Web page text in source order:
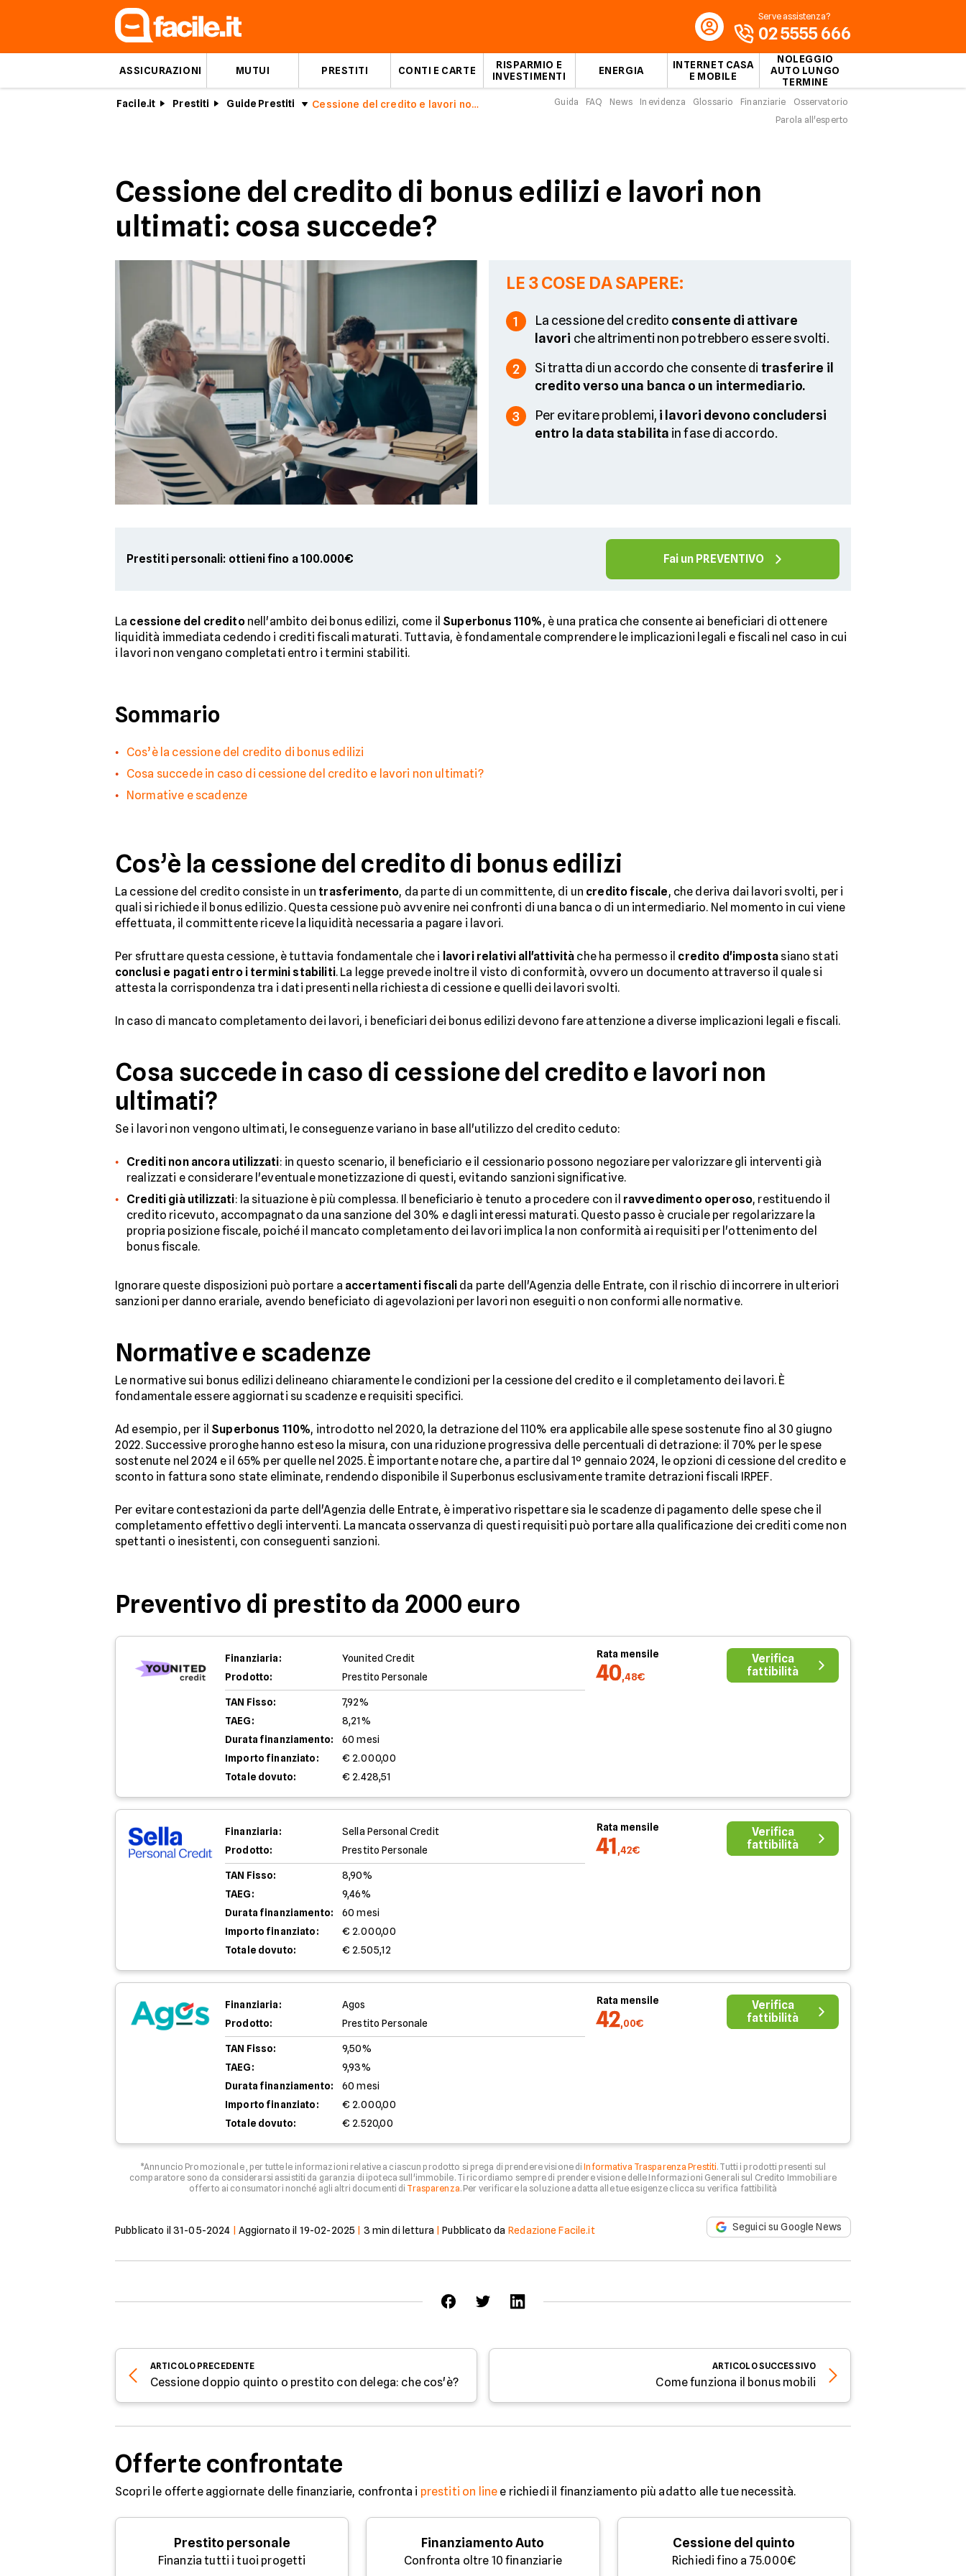
ASSICURAZIONI MUTUI PRESTITI CONTI E CARTE
RISPARMIO E
INVESTIMENTI
ENERGIA
INTERNET CASA
E MOBILE
NOLEGGIO
AUTO LUNGO
TERMINE
Serve assistenza?
02 5555 666
Facile.it Prestiti Guide Prestiti Cessione del credito e lavori non ultimati Guida FAQ News In evidenza Glossario Finanziarie
Osservatorio
Parola all'esperto
Cessione del credito di bonus edilizi e lavori non
ultimati: cosa succede?
LE 3 COSE DA SAPERE:
1 La cessione del credito consente di attivare
lavori che altrimenti non potrebbero essere svolti.
2 Si tratta di un accordo che consente di trasferire il
credito verso una banca o un intermediario.
3 Per evitare problemi, i lavori devono concludersi
entro la data stabilita in fase di accordo.
Prestiti personali: ottieni fino a 100.000€ Fai un PREVENTIVO
La cessione del creditonell'ambito dei bonus edilizi, come il Superbonus 110%, è una pratica che consente ai beneficiari di ottenere
liquidità immediata cedendo i crediti fiscali maturati. Tuttavia, è fondamentale comprendere le implicazioni legali e fiscali nel caso in cui
i lavori non vengano completati entro i termini stabiliti.
Sommario
Cos’è la cessione del credito di bonus edilizi
Cosa succede in caso di cessione del credito e lavori non ultimati?
Normative e scadenze
Cos’è la cessione del credito di bonus edilizi
La cessione del credito consiste in un trasferimento, da parte di un committente, di un credito fiscale, che deriva dai lavori svolti, per i
quali si richiede il bonus edilizio. Questa cessione può avvenire nei confronti di una banca o di un intermediario. Nel momento in cui viene
effettuata, il committente riceve la liquidità necessaria a pagare i lavori.
Per sfruttare questa cessione, è tuttavia fondamentale che i lavori relativi all'attività che ha permesso il credito d'imposta siano stati
conclusi e pagati entro i termini stabiliti. La legge prevede inoltre il visto di conformità, ovvero un documento attraverso il quale si
attesta la corrispondenza tra i dati presenti nella richiesta di cessione e quelli dei lavori svolti.
In caso di mancato completamento dei lavori, i beneficiari dei bonus edilizi devono fare attenzione a diverse implicazioni legali e fiscali.
Cosa succede in caso di cessione del credito e lavori non
ultimati?
Se i lavori non vengono ultimati, le conseguenze variano in base all'utilizzo del credito ceduto:
Crediti non ancora utilizzati: in questo scenario, il beneficiario e il cessionario possono negoziare per valorizzare gli interventi già
realizzati e considerare l'eventuale monetizzazione di questi, evitando sanzioni significative.
Crediti già utilizzati: la situazione è più complessa. Il beneficiario è tenuto a procedere con il ravvedimento operoso, restituendo il
credito ricevuto, accompagnato da una sanzione del 30% e dagli interessi maturati. Questo passo è cruciale per regolarizzare la
propria posizione fiscale, poiché il mancato completamento dei lavori implica la non conformità ai requisiti per l'ottenimento del
bonus fiscale.
Ignorare queste disposizioni può portare a accertamenti fiscali da parte dell'Agenzia delle Entrate, con il rischio di incorrere in ulteriori
sanzioni per danno erariale, avendo beneficiato di agevolazioni per lavori non eseguiti o non conformi alle normative.
Normative e scadenze
Le normative sui bonus edilizi delineano chiaramente le condizioni per la cessione del credito e il completamento dei lavori. È
fondamentale essere aggiornati su scadenze e requisiti specifici.
Ad esempio, per il Superbonus 110%, introdotto nel 2020, la detrazione del 110% era applicabile alle spese sostenute fino al 30 giugno
2022. Successive proroghe hanno esteso la misura, con una riduzione progressiva delle percentuali di detrazione: il 70% per le spese
sostenute nel 2024 e il 65% per quelle nel 2025. È importante notare che, a partire dal 1º gennaio 2024, le opzioni di cessione del credito e
sconto in fattura sono state eliminate, rendendo disponibile il Superbonus esclusivamente tramite detrazioni fiscali IRPEF.
Per evitare contestazioni da parte dell'Agenzia delle Entrate, è imperativo rispettare sia le scadenze di pagamento delle spese che il
completamento effettivo degli interventi. La mancata osservanza di questi requisiti può portare alla qualificazione dei crediti come non
spettanti o inesistenti, con conseguenti sanzioni.
Preventivo di prestito da 2000 euro
Finanziaria:
Younited Credit
Prodotto:
Prestito Personale
TAN Fisso:
7,92%
TAEG:
8,21%
Durata finanziamento:
60 mesi
Importo finanziato:
€ 2.000,00
Totale dovuto:
€ 2.428,51
Rata mensile
40,48€
Verifica
fattibilità
Finanziaria:
Sella Personal Credit
Prodotto:
Prestito Personale
TAN Fisso:
8,90%
TAEG:
9,46%
Durata finanziamento:
60 mesi
Importo finanziato:
€ 2.000,00
Totale dovuto:
€ 2.505,12
Rata mensile
41,42€
Verifica
fattibilità
Finanziaria:
Agos
Prodotto:
Prestito Personale
TAN Fisso:
9,50%
TAEG:
9,93%
Durata finanziamento:
60 mesi
Importo finanziato:
€ 2.000,00
Totale dovuto:
€ 2.520,00
Rata mensile
42,00€
Verifica
fattibilità
*Annuncio Promozionale , per tutte le informazioni relative a ciascun prodotto si prega di prendere visione diInformativa Trasparenza Prestiti. Tutti i prodotti presenti sul
comparatore sono da considerarsi assistiti da garanzia di ipoteca sull'immobile. Ti ricordiamo sempre di prendere visione delle Informazioni Generali sul Credito Immobiliare
offerto ai consumatori nonché agli altri documenti di Trasparenza. Per verificare la soluzione adatta alle tue esigenze clicca su verifica fattibilità
Pubblicato il 31-05-2024 Aggiornato il 19-02-2025 3 min di lettura |Pubblicato da Redazione Facile.it Seguici su Google News
ARTICOLO PRECEDENTE
Cessione doppio quinto o prestito con delega: che cos'è?
ARTICOLOSUCCESSIVO
Come funziona il bonus mobili
Offerte confrontate
Scopri le offerte aggiornate delle finanziarie, confronta i prestiti on line e richiedi il finanziamento più adatto alle tue necessità.
Prestito personale
Finanzia tutti i tuoi progetti
Finanziamento Auto
Confronta oltre 10 finanziarie
Cessione del quinto
Richiedi fino a 75.000€